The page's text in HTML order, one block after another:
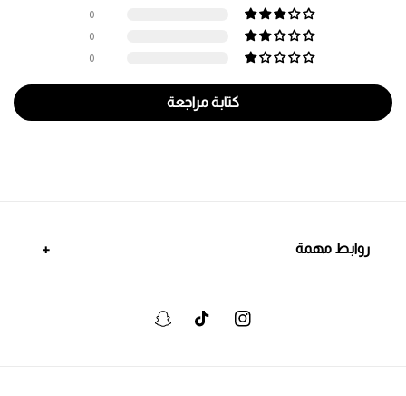
0
0
0
كتابة مراجعة
روابط مهمة
انستجرام تيكتوك سنابشات